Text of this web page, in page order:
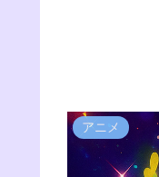
アニメ